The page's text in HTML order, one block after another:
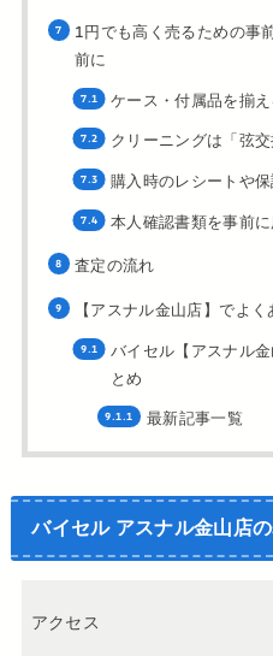
1円でも高く売るための事
前に
ケース・付属品を揃え
クリーニングは「弦
購入時のレシートや
本人確認書類を事前
査定の流れ
【アスナル金山店】でよく
バイセル【アスナル
とめ
最新記事一覧
バイセル アスナル金山店
アクセス